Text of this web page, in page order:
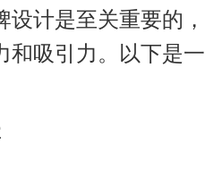
设计是至关重要的
和吸引力。以下是